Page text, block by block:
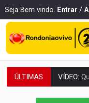
Seja Bem vindo. Entrar /
ÚLTIMAS BAIRRO